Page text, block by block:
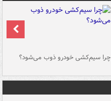
چرا سیم‌کشی خودرو ذوب می‌شود؟